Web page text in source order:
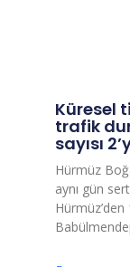
Küresel
trafik
sayısı
Hürmüz
aynı gün